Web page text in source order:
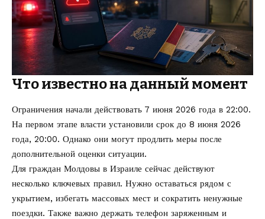
Что известно на данный момент
Ограничения начали действовать 7 июня 2026 года в 22:00.
На первом этапе власти установили срок до 8 июня 2026
года, 20:00. Однако они могут продлить меры после
дополнительной оценки ситуации.
Для граждан Молдовы в Израиле сейчас действуют
несколько ключевых правил. Нужно оставаться рядом с
укрытием, избегать массовых мест и сократить ненужные
поездки. Также важно держать телефон заряженным и